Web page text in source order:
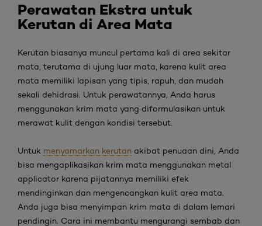
Perawatan Ekstra untuk
Kerutan di Area Mata
Kerutan biasanya muncul pertama kali di area sekitar
mata, terutama di ujung luar mata, karena kulit area
mata memiliki lapisan yang tipis, rapuh, dan mudah
sekali dehidrasi. Untuk perawatannya, Anda harus
menggunakan krim mata yang diformulasikan untuk
merawat kulit dengan kondisi tersebut.
Untuk menyamarkan kerutan akibat penuaan dini, Anda
bisa mengaplikasikan krim mata menggunakan metal
applicator karena pijatannya memiliki efek
mendinginkan dan mengencangkan kulit area mata.
Anda juga bisa menyimpan krim mata di dalam lemari
pendingin. Cara ini membantu mengurangi sembab dan